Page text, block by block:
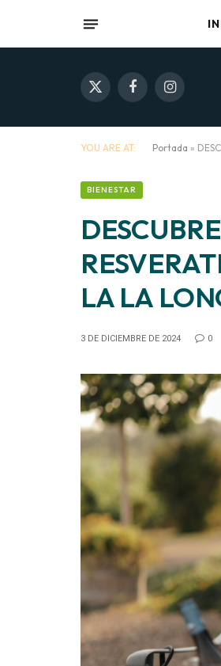
X
FacebookInstagram
YOU ARE AT: Portada »
BIENESTAR
LA LA
3 DE DICIEMBRE DE 2024 0